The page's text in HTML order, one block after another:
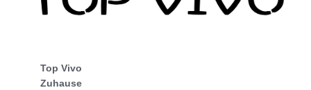
Top Vivo
Zuhause